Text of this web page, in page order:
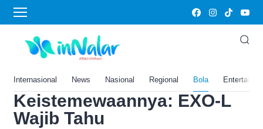
Internasional News Nasional Regional Bola
Home›Bola
Segini Harga Baju Batik
Sehun EXO yang Dipakai
saat di Bandara dan
Keistemewaannya: EXO-L
Wajib Tahu